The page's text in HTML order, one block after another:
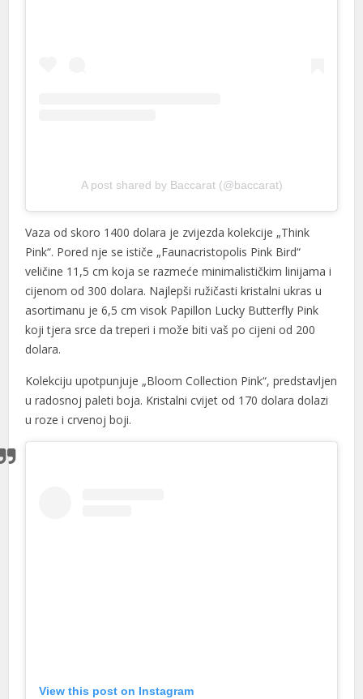
A post shared by Baccarat (@baccarat)
Vaza od skoro 1400 dolara je zvijezda kolekcije „Think
Pink“. Pored nje se ističe „Faunacristopolis Pink Bird“
veličine 11,5 cm koja se razmeće minimalističkim linijama i
cijenom od 300 dolara. Najlepši ružičasti kristalni ukras u
asortimanu je 6,5 cm visok Papillon Lucky Butterfly Pink
koji tjera srce da treperi i može biti vaš po cijeni od 200
dolara.
Kolekciju upotpunjuje „Bloom Collection Pink“, predstavljen
u radosnoj paleti boja. Kristalni cvijet od 170 dolara dolazi
u roze i crvenoj boji.
View this post on Instagram